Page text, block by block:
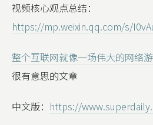
视频核心观点总结：
https://mp.weixin.qq.com/s/
整个互联网就像一场伟大的网络
很有意思的文章
中文版： https://